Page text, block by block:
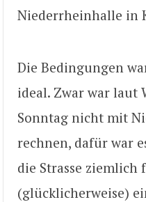
Niederrheinhalle in
Die Bedingungen
ideal. Zwar war laut
Sonntag nicht mit
rechnen, dafür war
die Strasse ziemlich
(glücklicherweise)